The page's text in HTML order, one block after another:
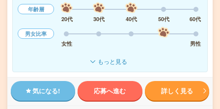
年齢層
20代
30代 40代 50代
60代
男女比率
女性
男性
もっと見る
気になる! 応募へ進む 詳しく見る